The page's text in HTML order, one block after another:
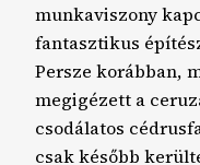
munkaviszony
fantasztikus
Persze korábban,
megigézett a
csodálatos
csak később